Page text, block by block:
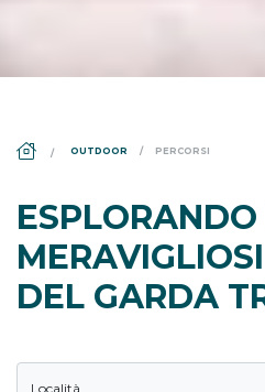
DS_BREADCRUMB.HOME
OUTDOOR PERCORSI
ESPLORANDO
DEL GARDA
Località